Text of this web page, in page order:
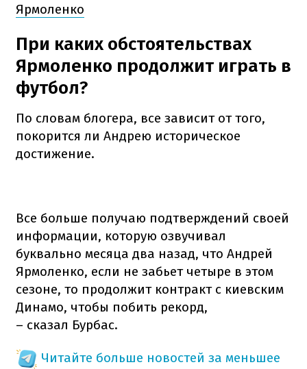
Ярмоленко
При каких обстоятельствах
Ярмоленко продолжит играть в
футбол?
По словам блогера, все зависит от того,
покорится ли Андрею историческое
достижение.
Все больше получаю подтверждений своей
информации, которую озвучивал
буквально месяца два назад, что Андрей
Ярмоленко, если не забьет четыре в этом
сезоне, то продолжит контракт с киевским
Динамо, чтобы побить рекорд,
– сказал Бурбас.
Читайте больше новостей за меньшее